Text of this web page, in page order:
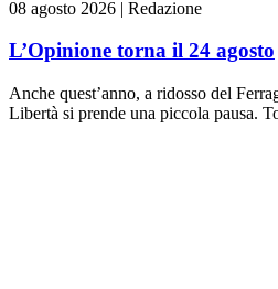
08 agosto 2026 | Redazione
L’Opinione torna il 24 agosto
Anche quest’anno, a ridosso del
Libertà si prende una piccola pausa.